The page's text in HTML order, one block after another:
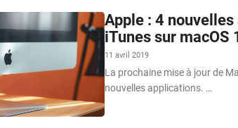
Apple : 4
iTunes sur macOS
11 avril 2019
La prochaine mise à jour de
nouvelles applications. …